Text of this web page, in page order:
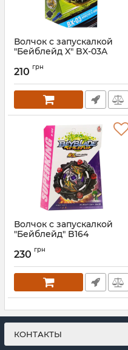
Волчок с запускалкой
"Бейблейд X" BX-03A
210 грн
Волчок с запускалкой
"Бейблейд" B164
230 грн
КОНТАКТЫ